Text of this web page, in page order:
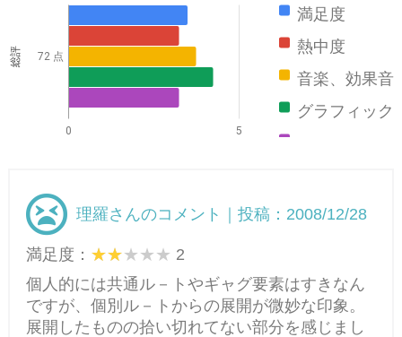
満足度
熱中度
音楽、効果音
グラフィック
0 5
72 点
総評
理羅さんのコメント｜投稿：2008/12/28
満足度：
2
個人的には共通ル－トやギャグ要素はすきなん
ですが、個別ル－トからの展開が微妙な印象。
展開したものの拾い切れてない部分を感じまし